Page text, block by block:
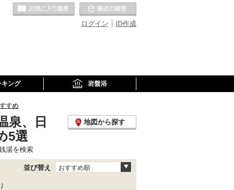
ID作成
ログイン
お気に入りの温泉
キング 岩盤浴
すめ
泉、日
5選
地図から探す
湯を検索
並び替え おすすめ順